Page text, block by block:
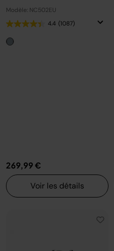
Modèle: NC502EU
4.4 (1087)
269,99 €
Voir les détails